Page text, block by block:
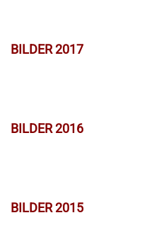
BILDER 2017
BILDER 2016
BILDER 2015